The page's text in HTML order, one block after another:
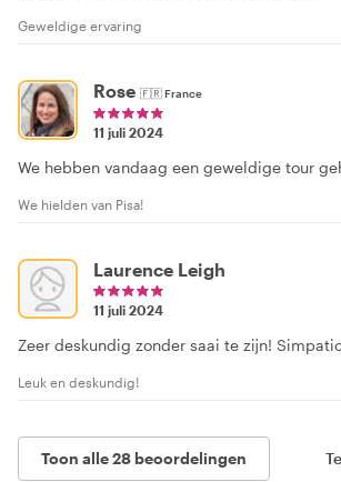
Geweldige ervaring
Rose 🇫🇷France
11 juli 2024
We hebben vandaag een geweldige tour
We hielden van Pisa!
Laurence Leigh
11 juli 2024
Zeer deskundig zonder saai te zijn!
Leuk en deskundig!
Toon alle 28 beoordelingen